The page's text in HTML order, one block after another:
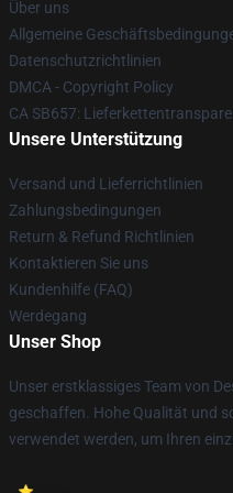
Über uns
Allgemeine
Datenschutzrichtlinien
DMCA - Copyright Policy
CA SB657:
Unsere Unterstützung
Versand und Lieferrichtlinien
Zahlungsbedingungen
Return & Refund Richtlinien
Kontaktieren Sie uns
Kundenhilfe (FAQ)
Werdegang
Unser Shop
Unser erstklassiges Team von
geschaffen. Hohe Qualität und
verwendet werden, um Ihren